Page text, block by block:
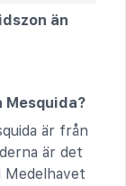
än
Mesquida?
är från
är det
Medelhavet